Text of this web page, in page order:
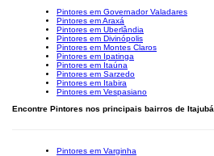
Pintores em Governador Valadares
Pintores em Araxá
Pintores em Uberlândia
Pintores em Divinópolis
Pintores em Montes Claros
Pintores em Ipatinga
Pintores em Itaúna
Pintores em Sarzedo
Pintores em Itabira
Pintores em Vespasiano
Encontre Pintores nos principais bairros de Itajubá
Pintores em Varginha